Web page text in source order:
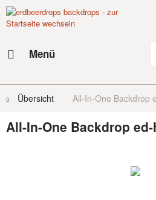
Menü
Übersicht All-In-One Backdrop
All-In-One Backdrop ed-